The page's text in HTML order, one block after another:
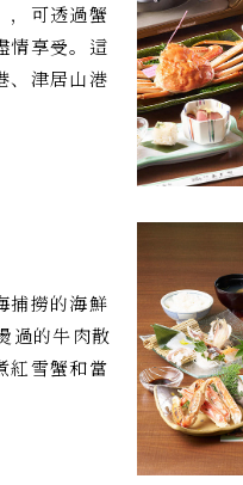
，可透過蟹
情享受。這
、津居山港
捕撈的海鮮
過的牛肉散
紅雪蟹和當